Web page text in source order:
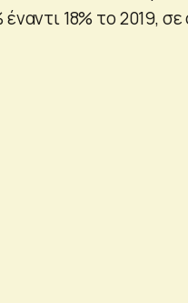
18% το 2019, σε